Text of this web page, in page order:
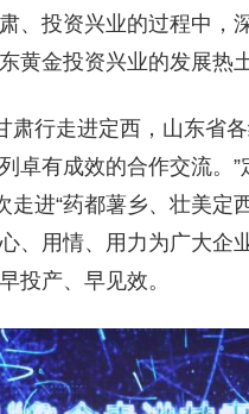
、投资兴业的过程中，
黄金投资兴业的发展热
肃行走进定西，山东省
卓有成效的合作交流。
进“药都薯乡、壮美定
、用情、用力为广大企
投产、早见效。